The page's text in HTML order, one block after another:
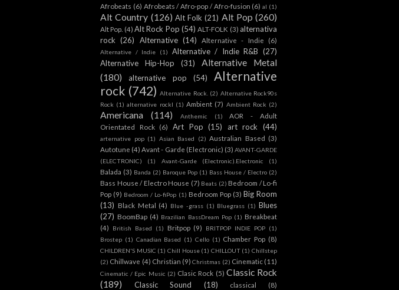
Afrobeats (6) Afrobeats / Afro-pop / Afro-fusion (6) al (1)
Alt Country (126) Alt Folk (21) Alt Pop (260)
Alt Pop. (4) Alt Rock Pop (54) ALT-FOLK (3) alternativa
rock (26) Alternative (14) Alternative - Indie (6)
Alternative / Indie (1) Alternative / Indie R&B (27)
Alternative Hip-Hop
(31)
Alternative Metal
(180)
alternative pop (54)
Alternative
rock (742) Alternative Rock. (2) Alternative Rock90s
Rock (1) alternative rockl (1) Ambient (7) Ambient Rock (2)
Americana (114) Anthemic (1)
AOR - Adult
Orientated Rock (6) Art Pop (15) art rock (44)
arternative pop (1) Asian Based (2) Australian Based (3)
Autotune (4) Avant - Garde (Electronic) (3) AVANT-GARDE
(ELECTRONIC)
(1) Avant-Garde (Electronic).Electronic (1)
Balada (3) Banda (2) Baroque Pop (1) Bass House / Electro (2)
Bass House / Electro House (7) Beats (2) Bedroom / Lo-fi
Pop (9) Bedroom / Lo-fiPop (1) Bedroom Pop (3) Big Room
(13) Black Metal (4) Blue -grass (1) Bluegrass (1) Blues
(27) BoomBap (4) Brazilian BassDream Pop (1) Breakbeat
(4)
British Based (1) Britpop (9) BRITPOP INDIE POP (1)
Brostep (1) Canadian Based (1) Cello (1) Chamber Pop (8)
CHILDREN'S MUSIC (1) Chill House (1) CHILLOUT (1) Chillstep
(2) Chillwave (4) Christian (9) Christmas (2) Cinematic (11)
Cinematic / Epic Music (2) Clasic Rock (5) Classic Rock
(189)
Classic Sound (18) classical (8)